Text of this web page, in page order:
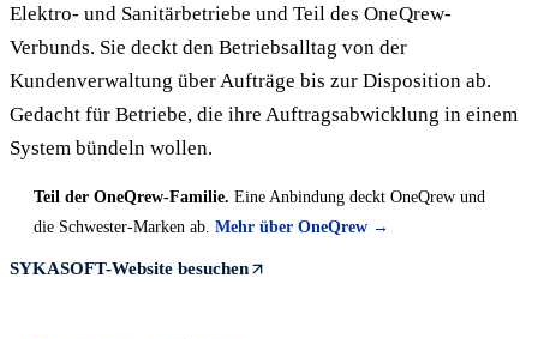
Elektro- und Sanitärbetriebe und Teil des OneQrew-
Verbunds. Sie deckt den Betriebsalltag von der
Kundenverwaltung über Aufträge bis zur Disposition ab.
Gedacht für Betriebe, die ihre Auftragsabwicklung in einem
System bündeln wollen.
Teil der OneQrew-Familie. Eine Anbindung deckt OneQrew und
die Schwester-Marken ab. Mehr über OneQrew →
SYKASOFT-Website besuchen